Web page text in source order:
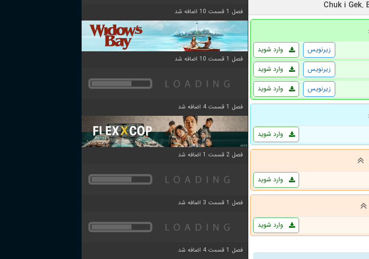
وارد شوید
زیرنویس
وارد شوید
زیرنویس
وارد شوید زیرنویس
وارد شوید
وارد شوید
وارد شوید
فصل 1 قسمت 10 اضافه شد
فصل 1 قسمت 10 اضافه شد
فصل 1 قسمت 4 اضافه شد
فصل 2 قسمت 1 اضافه شد
فصل 1 قسمت 3 اضافه شد
فصل 1 قسمت 4 اضافه شد